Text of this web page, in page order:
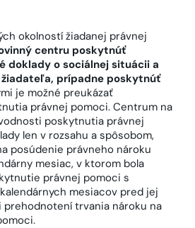
okolností žiadanej právnej
centru poskytnúť
doklady o sociálnej situácii a
prípadne poskytnúť
je možné preukázať
právnej pomoci. Centrum na
poskytnutia právnej
len v rozsahu a spôsobom,
posúdenie právneho nároku
mesiac, v ktorom bola
právnej pomoci s
mesiacov pred jej
prehodnotení trvania nároku na